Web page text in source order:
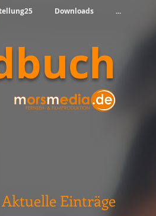
Downloads ...
Aktuelle Einträge